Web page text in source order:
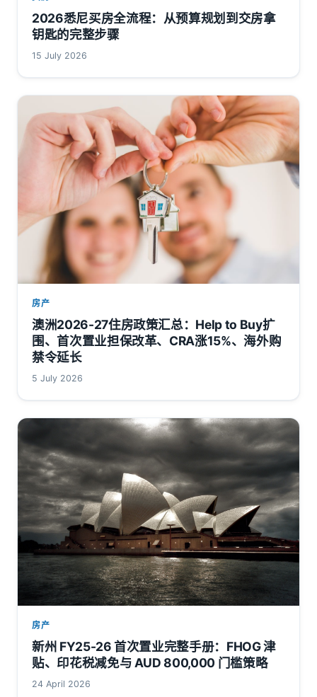
2026悉尼买房全流程：从预算规划到交房拿
钥匙的完整步骤
15 July 2026
房产
澳洲2026-27住房政策汇总：Help to Buy扩
围、首次置业担保改革、CRA涨15%、海外购
禁令延长
5 July 2026
房产
新州 FY25-26 首次置业完整手册：FHOG 津
贴、印花税减免与 AUD 800,000 门槛策略
24 April 2026